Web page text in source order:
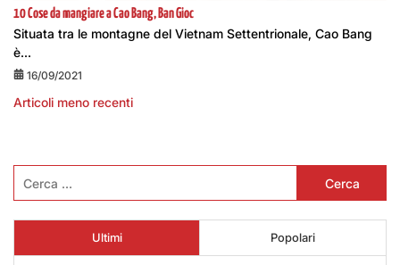
10 Cose da mangiare a Cao Bang, Ban Gioc
Situata tra le montagne del Vietnam Settentrionale, Cao Bang
è...
16/09/2021
Navigazione
Articoli meno recenti
per:
Ultimi Popolari